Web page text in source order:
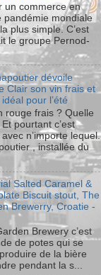
un commerce en
pandémie mondiale
plus simple. C’est
le groupe Pernod-
dévoile
Clair son vin frais et
pour l’été
rouge frais ? Quelle
pourtant c’est
n’importe lequel.
, installée du
Salted Caramel &
Biscuit stout, The
Brewerry, Croatie -
Brewery c’est
de potes qui se
de la bière
pendant la s...